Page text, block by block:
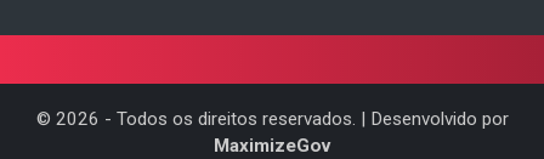
© 2026 - Todos os direitos reservados. | Desenvolvido por
MaximizeGov